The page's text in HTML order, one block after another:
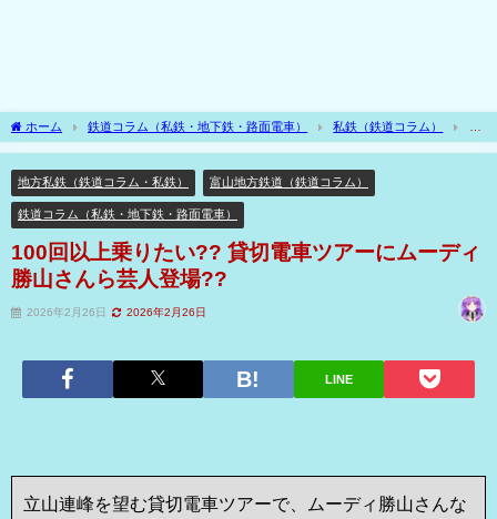
ホーム 鉄道コラム（私鉄・地下鉄・路面電車） 私鉄（鉄道コラム）
方私鉄（鉄道コラム・私鉄）
100回以上乗りたい?? 貸切電車ツアーにムーディ勝
地方私鉄（鉄道コラム・私鉄）
富山地方鉄道（鉄道コラム）
鉄道コラム（私鉄・地下鉄・路面電車）
100回以上乗りたい?? 貸切電車ツアーにムーディ
勝山さんら芸人登場??
2026年2月26日 2026年2月26日
LINE
立山連峰を望む貸切電車ツアーで、ムーディ勝山さんな